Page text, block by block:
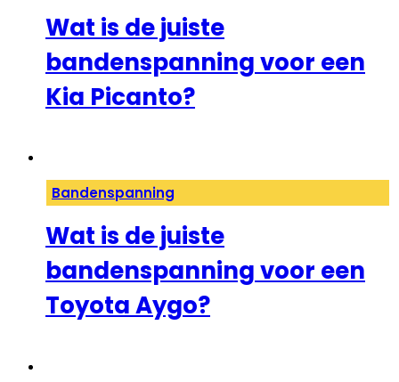
Wat is de juiste
bandenspanning voor een
Kia Picanto?
Bandenspanning
Wat is de juiste
bandenspanning voor een
Toyota Aygo?